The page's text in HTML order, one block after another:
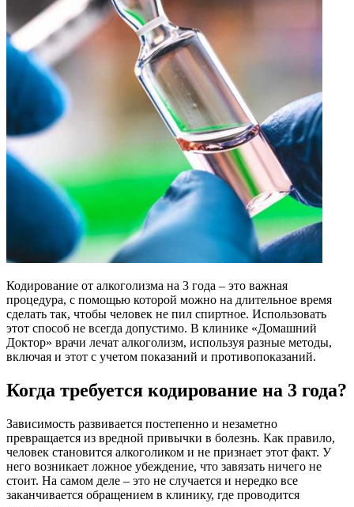
Кодирование от алкоголизма на 3 года – это важная
процедура, с помощью которой можно на длительное время
сделать так, чтобы человек не пил спиртное. Использовать
этот способ не всегда допустимо. В клинике «Домашний
Доктор» врачи лечат алкоголизм, используя разные методы,
включая и этот с учетом показаний и противопоказаний.
Когда требуется кодирование на 3 года?
Зависимость развивается постепенно и незаметно
превращается из вредной привычки в болезнь. Как правило,
человек становится алкоголиком и не признает этот факт. У
него возникает ложное убеждение, что завязать ничего не
стоит. На самом деле – это не случается и нередко все
заканчивается обращением в клинику, где проводится